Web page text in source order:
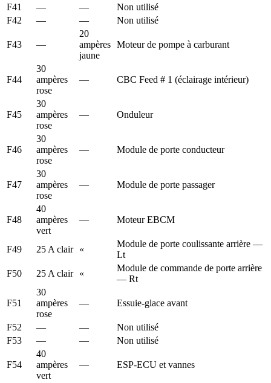
F41 — —
Non utilisé
F42
— — Non utilisé
F43 —
20
ampères
jaune
Moteur de pompe à carburant
F44
30
ampères
rose
— CBC Feed # 1 (éclairage intérieur)
F45
30
ampères
rose
— Onduleur
F46
30
ampères
rose
— Module de porte conducteur
F47
30
ampères
rose
— Module de porte passager
F48
40
ampères
vert
— Moteur EBCM
F49 25 A clair «
Module de porte coulissante arrière —
Lt
F50
25 A clair «
Module de commande de porte arrière
— Rt
F51
30
ampères
rose
— Essuie-glace avant
F52 — —
Non utilisé
F53
— — Non utilisé
F54
40
ampères
vert
— ESP-ECU et vannes